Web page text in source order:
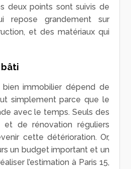
deux points sont suivis de
repose grandement sur
et des matériaux qui
bâti
bien immobilier dépend de
simplement parce que le
avec le temps. Seuls des
et de rénovation réguliers
cette détérioration. Or,
un budget important et un
l’estimation à Paris 15,